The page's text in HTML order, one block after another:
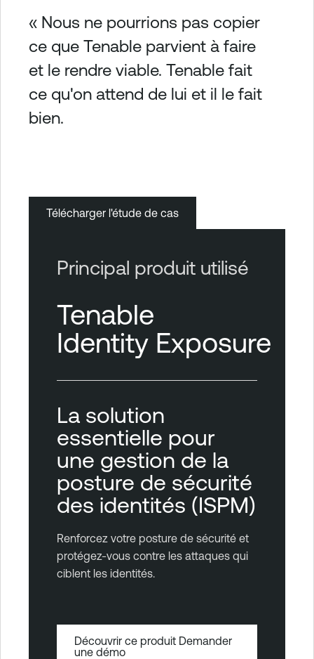
« Nous ne pourrions pas copier
ce que Tenable parvient à faire
et le rendre viable. Tenable fait
ce qu'on attend de lui et il le fait
bien.
Télécharger l'étude de cas
Principal produit utilisé
Tenable
Identity Exposure
La solution
essentielle pour
une gestion de la
posture de sécurité
des identités (ISPM)
Renforcez votre posture de sécurité et
protégez-vous contre les attaques qui
ciblent les identités.
Découvrir ce produit Demander
une démo